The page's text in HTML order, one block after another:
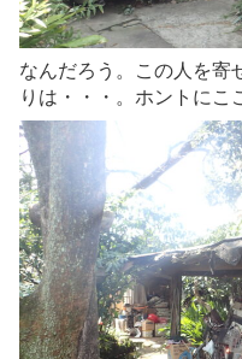
なんだろう。この人を寄
りは・・・。ホントにこ